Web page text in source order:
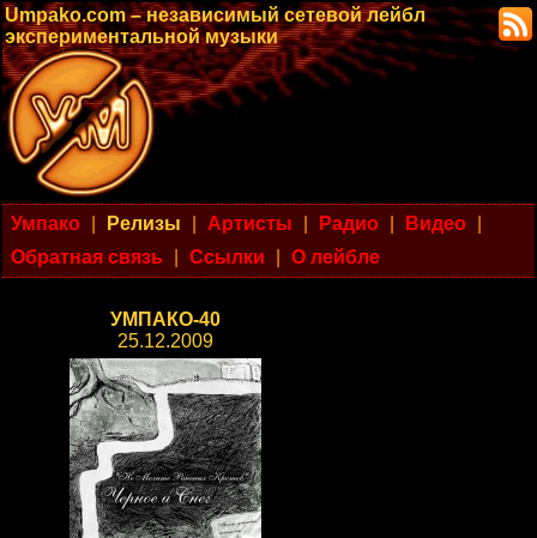
Umpako.com – независимый сетевой лейбл
экспериментальной музыки
Умпако Релизы Артисты Радио Видео
Обратная связь
Ссылки О лейбле
УМПАКО-40
25.12.2009